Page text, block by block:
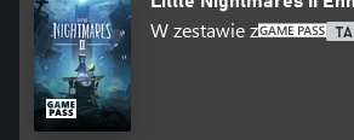
W zestawie z